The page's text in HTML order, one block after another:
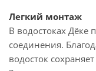
Легкий монтаж
В водостоках Дёке
соединения.
водосток